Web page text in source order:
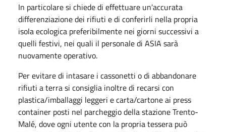
In particolare si chiede di effettuare un'accurata
differenziazione dei rifiuti e di conferirli nella propria
isola ecologica preferibilmente nei giorni successivi a
quelli festivi, nei quali il personale di ASIA sarà
nuovamente operativo.
Per evitare di intasare i cassonetti o di abbandonare
rifiuti a terra si consiglia inoltre di recarsi con
plastica/imballaggi leggeri e carta/cartone ai press
container posti nel parcheggio della stazione Trento-
Malé, dove ogni utente con la propria tessera può